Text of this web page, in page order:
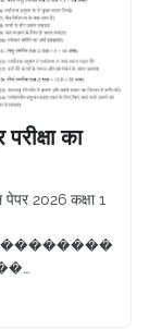
का
2026 कक्षा 1